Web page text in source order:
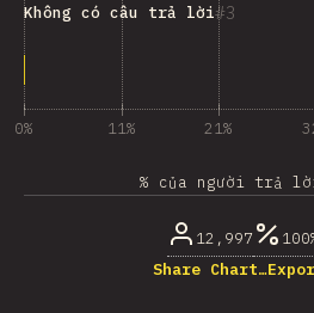
3
Không có câu trả lời
0% 11% 21%
% của người trả
12,997
Share Chart…